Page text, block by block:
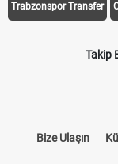
Trabzonspor Transfer
Takip
Bize Ulaşın